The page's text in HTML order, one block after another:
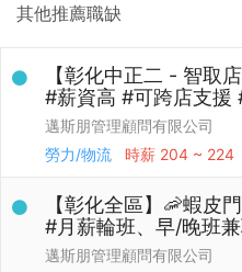
其他推薦職缺
【彰化中正二 - 智取
#薪資高 #可跨店支援
邁斯朋管理顧問有限公司
勞力/物流
時薪 204 ~ 224
【彰化全區】🦐蝦皮
#月薪輪班、早/晚班
邁斯朋管理顧問有限公司